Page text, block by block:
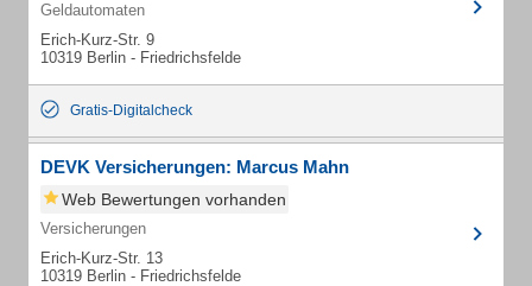
Geldautomaten
Erich-Kurz-Str. 9
10319 Berlin - Friedrichsfelde
Gratis-Digitalcheck
DEVK Versicherungen: Marcus Mahn
Web Bewertungen vorhanden
Versicherungen
Erich-Kurz-Str. 13
10319 Berlin - Friedrichsfelde